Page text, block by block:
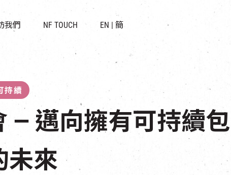
我們
及位置
士服務
NF TOUCH EN | 簡
持續
— 邁向擁有可持續包
未來